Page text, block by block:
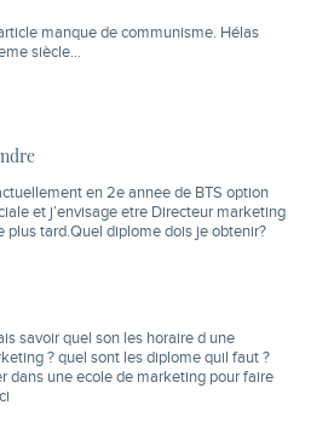
manque de communisme. Hélas
siècle…
en 2e annee de BTS option
et j’envisage etre Directeur marketing
plus tard.Quel diplome dois je obtenir?
savoir quel son les horaire d une
? quel sont les diplome quil faut ?
dans une ecole de marketing pour faire